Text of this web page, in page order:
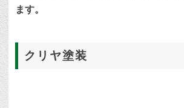
ます。
クリヤ塗装